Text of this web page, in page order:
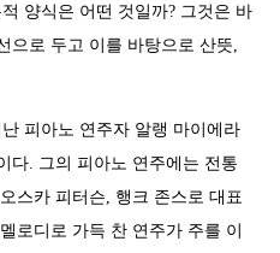
양식은 어떤 것일까? 그것은 바
으로 두고 이를 바탕으로 산뜻,
피아노 연주자 알랭 마이에라
다. 그의 피아노 연주에는 전통
스카 피터슨, 행크 존스로 대표
로디로 가득 찬 연주가 주를 이